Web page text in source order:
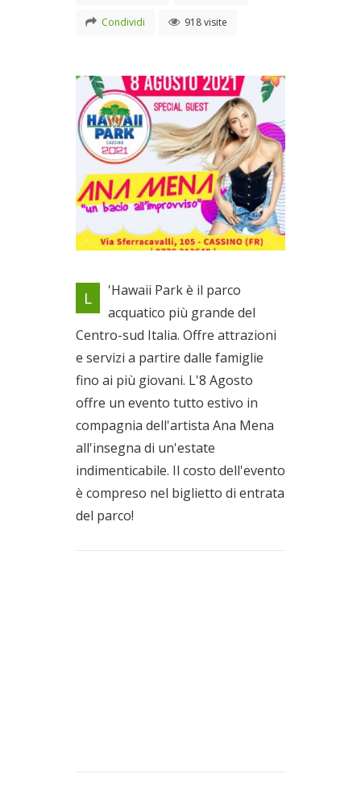
Condividi 918 visite
Presso Hawaii Park a Cassino
Il 08/08/2021
L
'Hawaii Park è il parco
acquatico più grande del
Centro-sud Italia. Offre attrazioni
e servizi a partire dalle famiglie
fino ai più giovani. L'8 Agosto
offre un evento tutto estivo in
compagnia dell'artista Ana Mena
all'insegna di un'estate
indimenticabile. Il costo dell'evento
è compreso nel biglietto di entrata
del parco!